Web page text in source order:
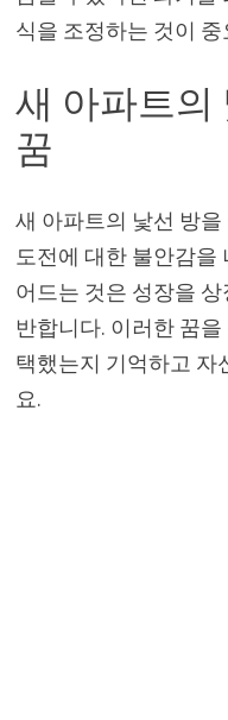
식을 조정하는 것이
새 아파트의
꿈
새 아파트의 낯선 방
도전에 대한 불안감을
어드는 것은 성장을
반합니다. 이러한 꿈
택했는지 기억하고 자
요.